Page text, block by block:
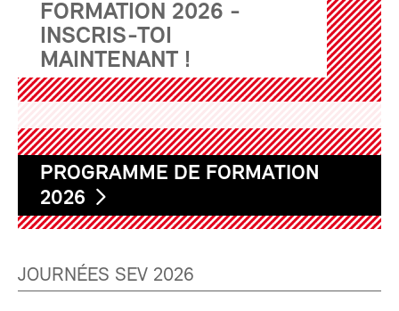
FORMATION 2026 -
INSCRIS-TOI
MAINTENANT !
PROGRAMME DE FORMATION
2026
JOURNÉES SEV 2026